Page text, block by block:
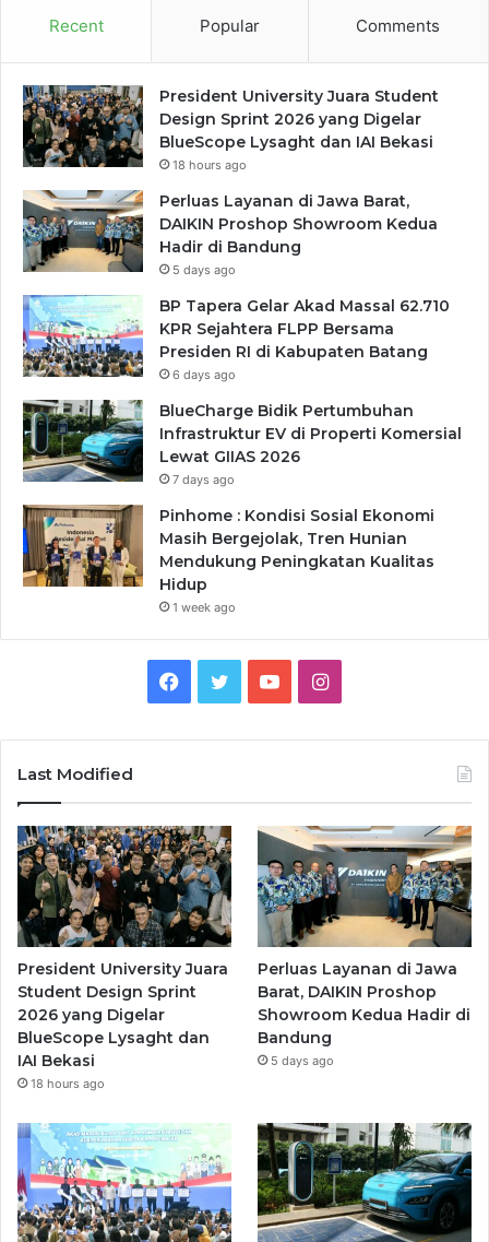
Recent Popular Comments
President University Juara Student
Design Sprint 2026 yang Digelar
BlueScope Lysaght dan IAI Bekasi
18 hours ago
Perluas Layanan di Jawa Barat,
DAIKIN Proshop Showroom Kedua
Hadir di Bandung
5 days ago
BP Tapera Gelar Akad Massal 62.710
KPR Sejahtera FLPP Bersama
Presiden RI di Kabupaten Batang
6 days ago
BlueCharge Bidik Pertumbuhan
Infrastruktur EV di Properti Komersial
Lewat GIIAS 2026
7 days ago
Pinhome : Kondisi Sosial Ekonomi
Masih Bergejolak, Tren Hunian
Mendukung Peningkatan Kualitas
Hidup
1 week ago
Facebook
TwitterYouTubeInstagram
Last Modified
President University Juara
Student Design Sprint
2026 yang Digelar
BlueScope Lysaght dan
IAI Bekasi
18 hours ago
Perluas Layanan di Jawa
Barat, DAIKIN Proshop
Showroom Kedua Hadir di
Bandung
5 days ago